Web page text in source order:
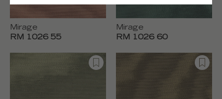
Mirage
RM 1026 55
Mirage
RM 1026 60